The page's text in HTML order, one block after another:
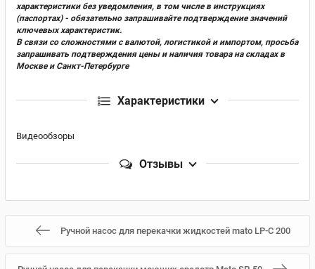
характеристики без уведомления, в том числе в инструкциях
(паспортах) - обязательно запрашивайте подтверждение значений
ключевых характеристик.
В связи со сложностями с валютой, логистикой и импортом, просьба
запрашивать подтверждения цены и наличия товара на складах в
Москве и Санкт-Петербурге
Характеристики
Видеообзоры
Отзывы
Ручной насос для перекачки жидкостей mato LP-C 200